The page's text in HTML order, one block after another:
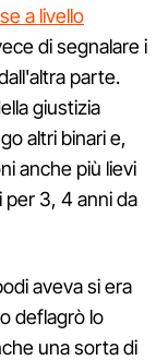
a livello
di segnalare i
parte.
giustizia
altri binari e,
anche più lievi
3, 4 anni da
aveva si era
deflagrò lo
una sorta di